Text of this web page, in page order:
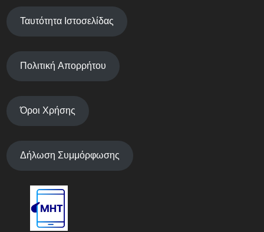
Ταυτότητα Ιστοσελίδας
Πολιτική Απορρήτου
Όροι Χρήσης
Δήλωση Συμμόρφωσης